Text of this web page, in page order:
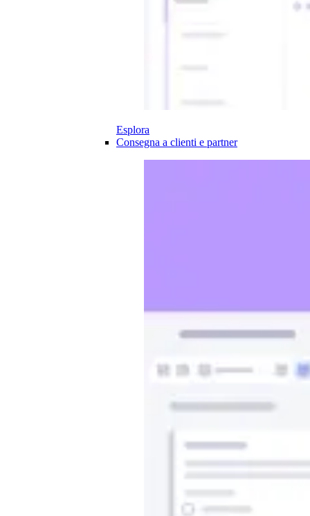
Esplora
Consegna a clienti e partner